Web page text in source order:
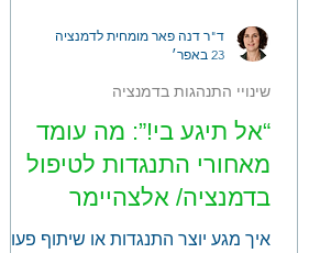
“אל תיגע בי!”: מה עומד
מאחורי התנגדות לטיפול
בדמנציה/ אלצהיימר
איך מגע יוצר התנגדות או שיתוף פעולה
שינויי התנהגות בדמנציה
ד"ר דנה פאר מומחית לדמנציה
23 באפר׳